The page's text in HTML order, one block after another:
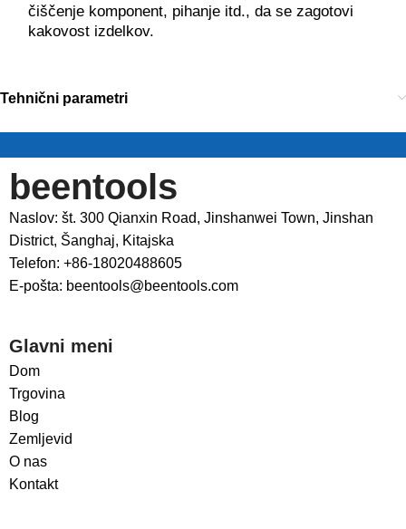
čiščenje komponent, pihanje itd., da se zagotovi
kakovost izdelkov.
Tehnični parametri
beentools
Naslov: št. 300 Qianxin Road, Jinshanwei Town, Jinshan
District, Šanghaj, Kitajska
Telefon: +86-18020488605
E-pošta: beentools@beentools.com
Glavni meni
Dom
Trgovina
Blog
Zemljevid
O nas
Kontakt